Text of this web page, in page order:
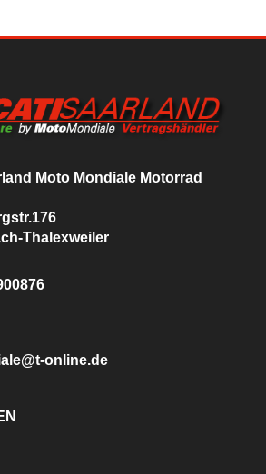
Moto Mondiale Motorrad
Thalexweiler
online.de